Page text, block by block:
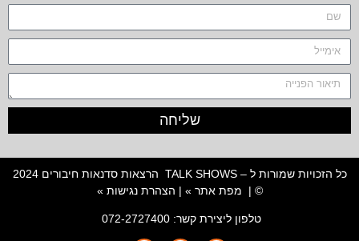
שליחה
כל הזכויות שמורות ל – TALK SHOWS הרצאות סדנאות חיבורים 2024
© | מפת אתר » | הצהרת נגישות »
טלפון ליצירת קשר:072-2727400